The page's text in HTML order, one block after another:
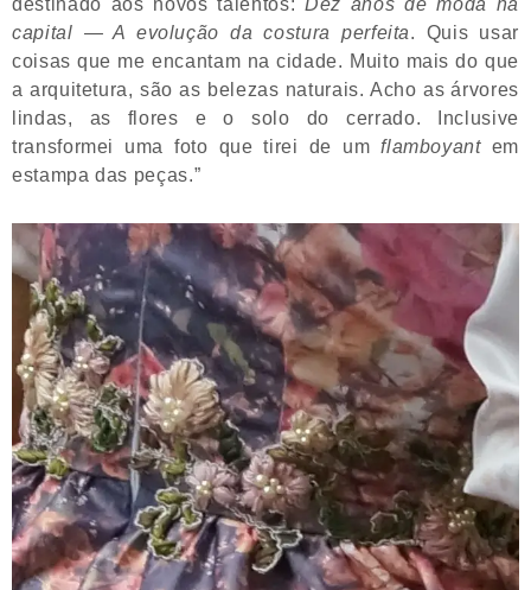
capital — A evolução da costura perfeita. Quis usar
coisas que me encantam na cidade. Muito mais do que
a arquitetura, são as belezas naturais. Acho as árvores
lindas, as flores e o solo do cerrado. Inclusive
transformei uma foto que tirei de umflamboyantem
estampa das peças.”